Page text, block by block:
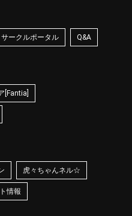
サークルポータル Q&A
[Fantia]
虎々ちゃんネル☆
情報